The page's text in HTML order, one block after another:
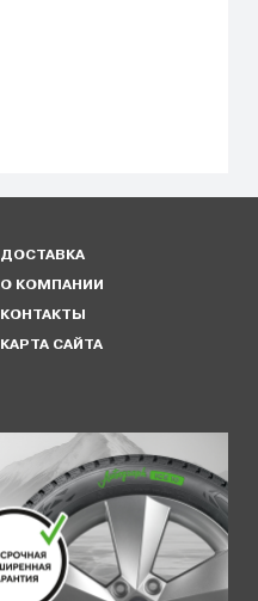
ДОСТАВКА
О КОМПАНИИ
КОНТАКТЫ
КАРТА САЙТА